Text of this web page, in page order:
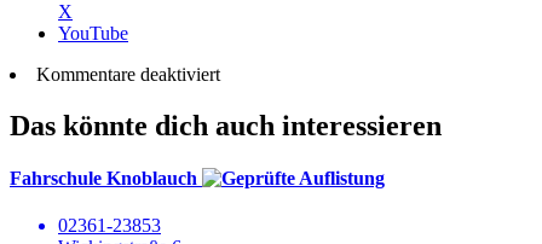
X
YouTube
Kommentare deaktiviert
Das könnte dich auch interessieren
Fahrschule Knoblauch
02361-23853